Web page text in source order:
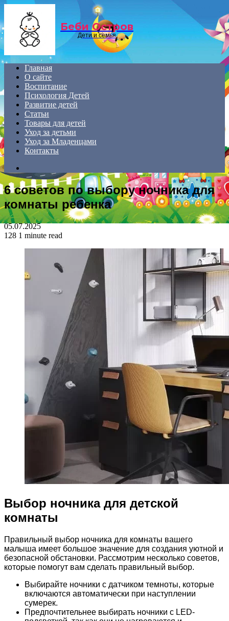
Беби Остров
Дети и семья
Главная
О сайте
Воспитание
Психология Детей
Развитие детей
Статьи
Товары для детей
Уход за детьми
Уход за Младенцами
Контакты
for
6 советов по выбору ночника для
комнаты ребенка
05.07.2025
128 1 minute read
Выбор ночника для детской
комнаты
Правильный выбор ночника для комнаты вашего
малыша имеет большое значение для создания уютной и
безопасной обстановки. Рассмотрим несколько советов,
которые помогут вам сделать правильный выбор.
Выбирайте ночники с датчиком темноты, которые
включаются автоматически при наступлении
сумерек.
Предпочтительнее выбирать ночники с LED-